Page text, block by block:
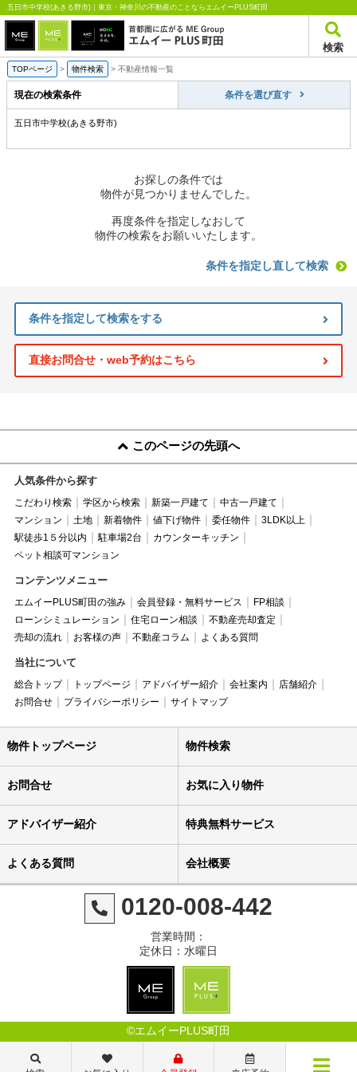
五日市中学校(あきる野市)｜東京・神奈川の不動産のことならエムイーPLUS町田
検索
TOPページ > 物件検索 > 不動産情報一覧
現在の検索条件 条件を選び直す
五日市中学校(あきる野市)
お探しの条件では
物件が見つかりませんでした。
再度条件を指定しなおして
物件の検索をお願いいたします。
条件を指定し直して検索
条件を指定して検索をする
直接お問合せ・web予約はこちら
このページの先頭へ
人気条件から探す
こだわり検索 学区から検索 新築一戸建て
中古一戸建て
マンション
土地 新着物件 値下げ物件 委任物件
3LDK以上
駅徒歩1５分以内
駐車場2台
カウンターキッチン
ペット相談可マンション
コンテンツメニュー
エムイーPLUS町田の強み 会員登録・無料サービス
FP相談
ローンシミュレーション
住宅ローン相談
不動産売却査定
売却の流れ
お客様の声 不動産コラム よくある質問
当社について
総合トップ トップページ アドバイザー紹介 会社案内
店舗紹介
お問合せ
プライバシーポリシー サイトマップ
物件トップページ 物件検索
お問合せ お気に入り物件
アドバイザー紹介 特典無料サービス
よくある質問 会社概要
0120-008-442
営業時間：
定休日：水曜日
©エムイーPLUS町田